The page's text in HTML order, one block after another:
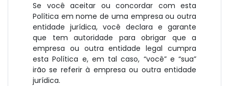
Se você aceitar ou concordar com esta
Política em nome de uma empresa ou outra
entidade jurídica, você declara e garante
que tem autoridade para obrigar que a
empresa ou outra entidade legal cumpra
esta Política e, em tal caso, “você” e “sua”
irão se referir à empresa ou outra entidade
jurídica.